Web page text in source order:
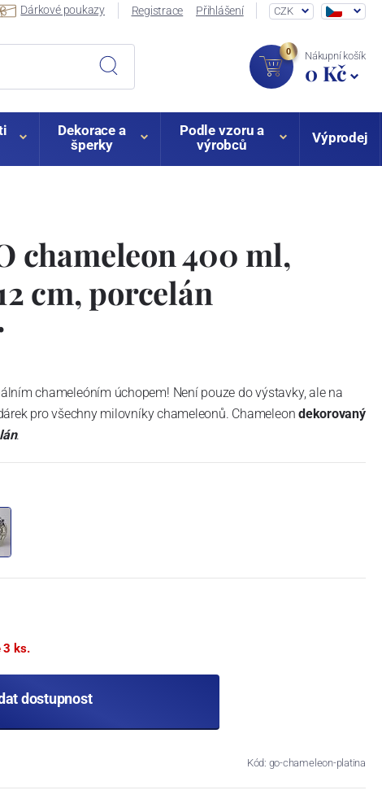
Dárkové poukazy Registrace Přihlášení CZK
0 Nákupní košík
0 Kč
Dekorace a
šperky
Podle vzoru a
výrobců
Výprodej
chameleon 400 ml,
cm, porcelán
chameleóním úchopem! Není pouze do výstavky, ale na
pro všechny milovníky chameleonů. Chameleondekorovaný
.
3 ks.
dostupnost
Kód: go-chameleon-platina